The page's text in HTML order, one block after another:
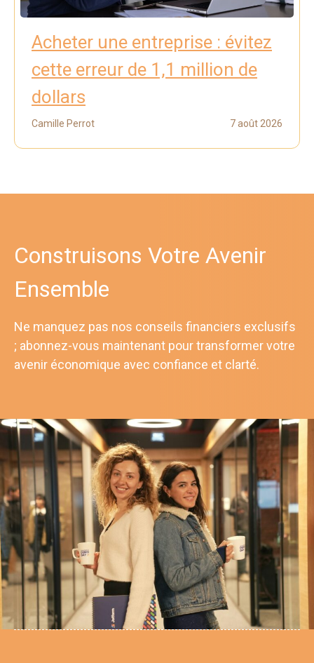
Acheter une entreprise : évitez
cette erreur de 1,1 million de
dollars
Camille Perrot 7 août 2026
Construisons Votre Avenir
Ensemble
Ne manquez pas nos conseils financiers exclusifs
; abonnez-vous maintenant pour transformer votre
avenir économique avec confiance et clarté.